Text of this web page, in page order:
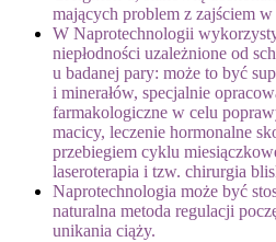
mających problem z zajściem w
W Naprotechnologii
niepłodności uzależnione od
u badanej pary: może to być
i minerałów, specjalnie
farmakologiczne w celu
macicy, leczenie hormonalne
przebiegiem cyklu
laseroterapia i tzw. chirurgia
Naprotechnologia może być
naturalna metoda regulacji
unikania ciąży.